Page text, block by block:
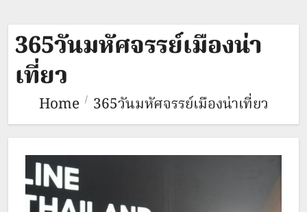
365วันมหัศจรรย์เมืองน่า
เที่ยว
Home 365วันมหัศจรรย์เมืองน่าเที่ยว